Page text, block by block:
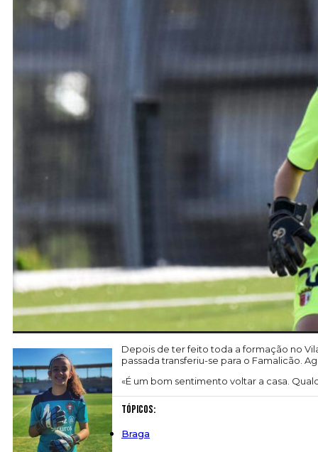
Depois de ter feito toda a formação no
passada transferiu-se para o Famalicão.
«É um bom sentimento voltar a casa.
Tópicos:
Braga